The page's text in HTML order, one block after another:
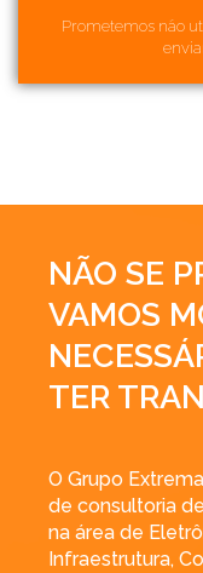
Prometemos não
NÃO SE
VAMOS
TER
O Grupo
de consultoria
na área de
Infraestrutura,